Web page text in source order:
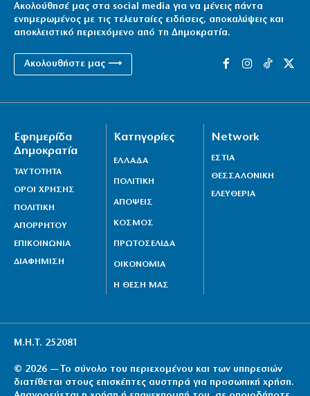
Ακολούθησέ μας στα social media για να μένεις πάντα
ενημερωμένος με τις τελευταίες ειδήσεις, αποκαλύψεις και
αποκλειστικό περιεχόμενο από τη Δημοκρατία.
Ακολουθήστε μας ⟶
Εφημερίδα
Δημοκρατία
ΤΑΥΤΟΤΗΤΑ
ΟΡΟΙ ΧΡΗΣΗΣ
ΠΟΛΙΤΙΚΗ
ΑΠΟΡΡΗΤΟΥ
ΕΠΙΚΟΙΝΩΝΙΑ
ΔΙΑΦΗΜΙΣΗ
Κατηγορίες
ΕΛΛΑΔΑ
ΠΟΛΙΤΙΚΗ
ΑΠΟΨΕΙΣ
ΚΟΣΜΟΣ
ΠΡΩΤΟΣΕΛΙΔΑ
ΟΙΚΟΝΟΜΙΑ
Η ΘΕΣΗ ΜΑΣ
Network
ΕΣΤΙΑ
ΘΕΣΣΑΛΟΝΙΚΗ
ΕΛΕΥΘΕΡΙΑ
Μ.Η.Τ. 252081
© 2026 — Το σύνολο του περιεχομένου και των υπηρεσιών
διατίθεται στους επισκέπτες αυστηρά για προσωπική χρήση.